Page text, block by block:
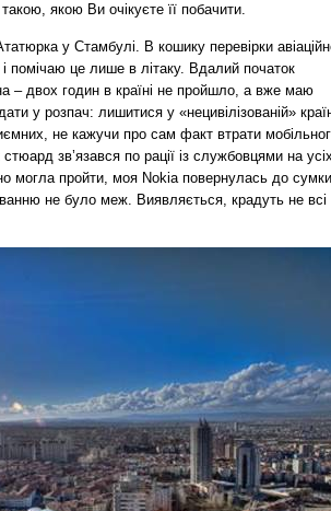
якою Ви очікуєте її побачити.
у Стамбулі. В кошику перевірки
помічаю це лише в літаку. Вдалий початок
– двох годин в країні не пройшло, а вже маю
у розпач: лишитися у «нецивілізованій»
не кажучи про сам факт втрати
зв’язався по рації із службовцями на
могла пройти, моя Nokia повернулась до
не було меж. Виявляється, крадуть не всі